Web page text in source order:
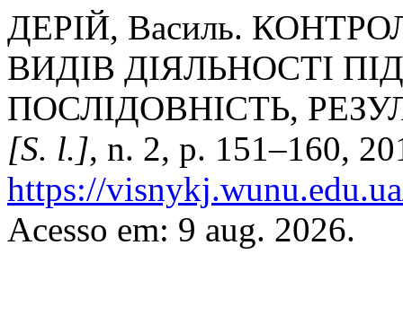
ДЕРІЙ, Василь.
ВИДІВ ДІЯЛЬНОСТІ
ПОСЛІДОВНІСТЬ,
[S. l.], n. 2, p. 151–160,
https://
Acesso em: 9 aug. 2026.